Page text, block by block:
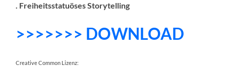
. Freiheitsstatuöses Storytelling
>>>>>>> DOWNLOAD
Creative Common Lizenz: